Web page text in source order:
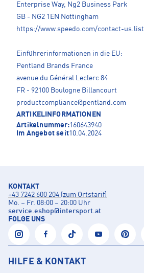
Enterprise Way, Ng2 Business Park
GB - NG2 1EN Nottingham
https://www.speedo.com/contact-us.list
Einführerinformationen in die EU:
Pentland Brands France
avenue du Général Leclerc 84
FR - 92100 Boulogne Billancourt
productcompliance@pentland.com
ARTIKELINFORMATIONEN
Artikelnummer:160643940
Im Angebot seit10.04.2024
KONTAKT
+43 7242 600 204 (zum Ortstarif)
Mo. – Fr. 08:00 – 20:00 Uhr
service.eshop@intersport.at
FOLGE UNS
HILFE & KONTAKT